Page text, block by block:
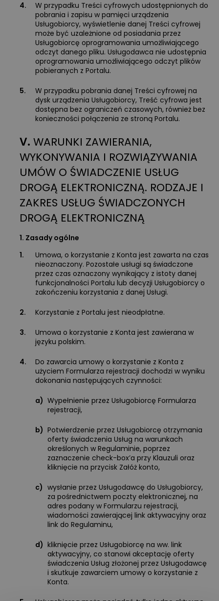
4.
W przypadku Treści cyfrowych udostępnionych do
pobrania i zapisu w pamięci urządzenia
Usługobiorcy, wyświetlenie danej Treści cyfrowej
może być uzależnione od posiadania przez
Usługobiorcę oprogramowania umożliwiającego
odczyt danego pliku. Usługodawca nie udostępnia
oprogramowania umożliwiającego odczyt plików
pobieranych z Portalu.
5.
W przypadku pobrania danej Treści cyfrowej na
dysk urządzenia Usługobiorcy, Treść cyfrowa jest
dostępna bez ograniczeń czasowych, również bez
konieczności połączenia ze stroną Portalu.
V. WARUNKI ZAWIERANIA,
WYKONYWANIA I ROZWIĄZYWANIA
UMÓW O ŚWIADCZENIE USŁUG
DROGĄ ELEKTRONICZNĄ. RODZAJE I
ZAKRES USŁUG ŚWIADCZONYCH
DROGĄ ELEKTRONICZNĄ
1. Zasady ogólne
1.
Umowa, o korzystanie z Konta jest zawarta na czas
nieoznaczony. Pozostałe usługi są świadczone
przez czas oznaczony wynikający z istoty danej
funkcjonalności Portalu lub decyzji Usługobiorcy o
zakończeniu korzystania z danej Usługi.
2. Korzystanie z Portalu jest nieodpłatne.
3.
Umowa o korzystanie z Konta jest zawierana w
języku polskim.
4.
Do zawarcia umowy o korzystanie z Konta z
użyciem Formularza rejestracji dochodzi w wyniku
dokonania następujących czynności:
a) Wypełnienie przez Usługobiorcę Formularza
rejestracji,
b) Potwierdzenie przez Usługobiorcę otrzymania
oferty świadczenia Usług na warunkach
określonych w Regulaminie, poprzez
zaznaczenie check-box’a przy Klauzuli oraz
kliknięcie na przycisk Załóż konto,
c) wysłanie przez Usługodawcę do Usługobiorcy,
za pośrednictwem poczty elektronicznej, na
adres podany w Formularzu rejestracji,
wiadomości zawierającej link aktywacyjny oraz
link do Regulaminu,
d) kliknięcie przez Usługobiorcę na ww. link
aktywacyjny, co stanowi akceptację oferty
świadczenia Usług złożonej przez Usługodawcę
i skutkuje zawarciem umowy o korzystanie z
Konta.